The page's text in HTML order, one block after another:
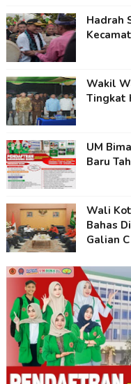
Hadrah
Wakil
Tingkat
UM
Baru
Wali
Bahas
Galian C